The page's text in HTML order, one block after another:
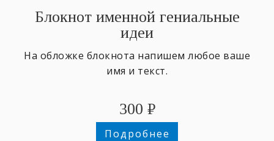
Блокнот именной гениальные
идеи
На обложке блокнота напишем любое ваше
имя и текст.
300 ₽
Подробнее